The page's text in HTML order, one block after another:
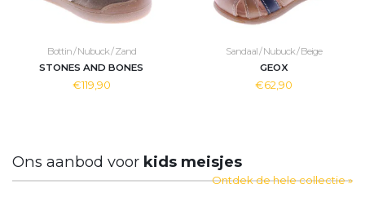
Bottin / Nubuck / Zand
STONES AND BONES
€119,90
Sandaal / Nubuck / Beige
GEOX
€62,90
Ons aanbod voor kids meisjes
Ontdek de hele collectie »